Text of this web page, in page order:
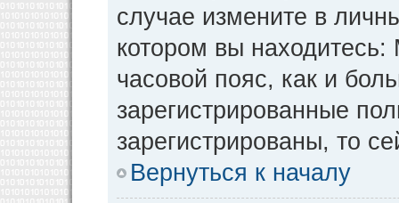
случае измените в
котором вы находитесь:
часовой пояс, как и
зарегистрированные
зарегистрированы, то
Вернуться к началу